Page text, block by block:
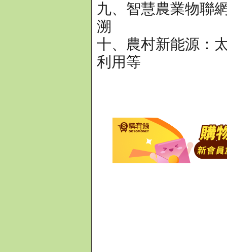
九、智慧農業物聯
溯
十、農村新能源：
利用等